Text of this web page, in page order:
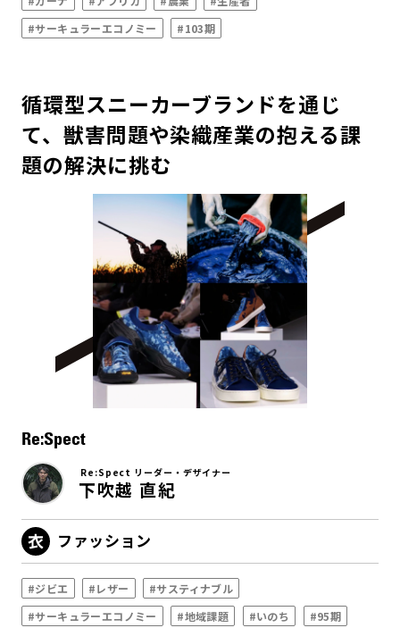
#サーキュラーエコノミー
#103期
循環型スニーカーブランドを通じ
て、獣害問題や染織産業の抱える課
題の解決に挑む​
Re:Spect
Re:Spect リーダー・デザイナー
下吹越 直紀
ファッション
#ジビエ #レザー
#サスティナブル
#サーキュラーエコノミー
#地域課題 #いのち #95期